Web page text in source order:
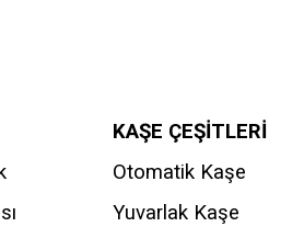
KAŞE ÇEŞİTLERİ
Otomatik Kaşe
Yuvarlak Kaşe